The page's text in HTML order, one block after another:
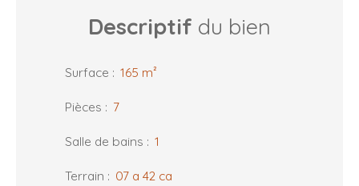
Descriptif du bien
Surface : 165 m²
Pièces : 7
Salle de bains : 1
Terrain : 07 a 42 ca